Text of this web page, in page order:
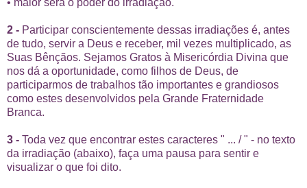
• maior será o poder do irradiação.
2 - Participar conscientemente dessas irradiações é, antes
de tudo, servir a Deus e receber, mil vezes multiplicado, as
Suas Bênçãos. Sejamos Gratos à Misericórdia Divina que
nos dá a oportunidade, como filhos de Deus, de
participarmos de trabalhos tão importantes e grandiosos
como estes desenvolvidos pela Grande Fraternidade
Branca.
3 - Toda vez que encontrar estes caracteres " ... / " - no texto
da irradiação (abaixo), faça uma pausa para sentir e
visualizar o que foi dito.